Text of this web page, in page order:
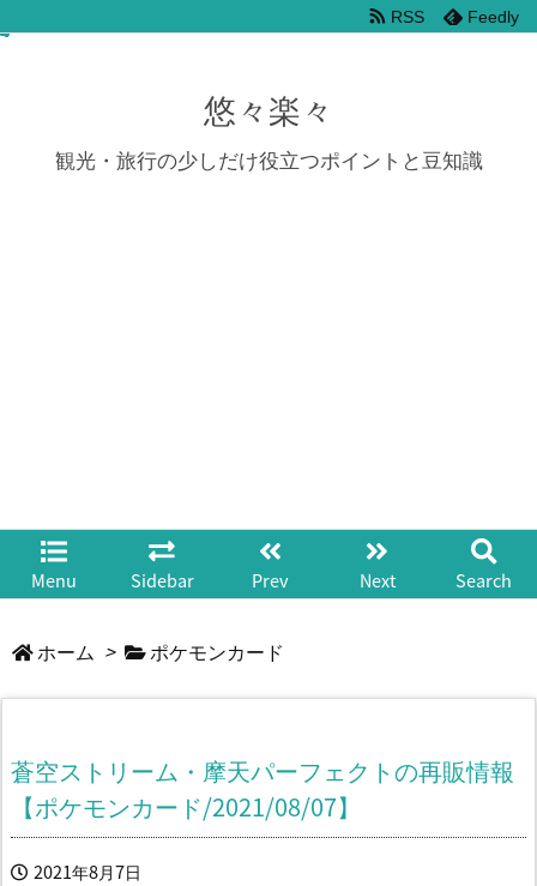
悠々楽々
観光・旅行の少しだけ役立つポイントと豆知識
Menu Sidebar Prev Next Search
RSS Feedly
ホーム > ポケモンカード
蒼空ストリーム・摩天パーフェクトの再販情報
【ポケモンカード/2021/08/07】
2021年8月7日